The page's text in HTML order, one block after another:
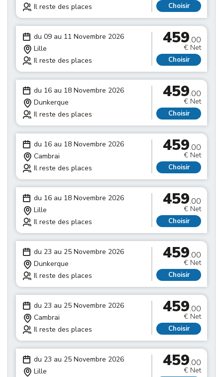
Il reste des places
Choisir
du 09 au 11 Novembre 2026
Lille
Il reste des places
459.00
€ Net
Choisir
du 16 au 18 Novembre 2026
Dunkerque
Il reste des places
459.00
€ Net
Choisir
du 16 au 18 Novembre 2026
Cambrai
Il reste des places
459.00
€ Net
Choisir
du 16 au 18 Novembre 2026
Lille
Il reste des places
459.00
€ Net
Choisir
du 23 au 25 Novembre 2026
Dunkerque
Il reste des places
459.00
€ Net
Choisir
du 23 au 25 Novembre 2026
Cambrai
Il reste des places
459.00
€ Net
Choisir
du 23 au 25 Novembre 2026
Lille
459.00
€ Net